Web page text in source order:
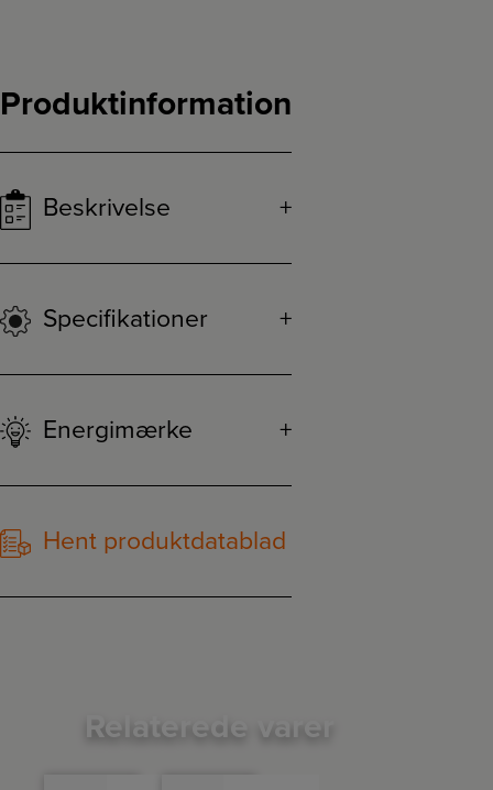
Produktinformation
Beskrivelse
Specifikationer
Energimærke
Hent produktdatablad
Relaterede varer